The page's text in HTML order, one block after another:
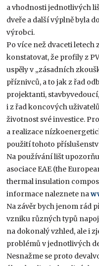
a vhodnosti jednotlivých
dveře a další výplně byla
výrobci.
Po více než dvaceti
konstatovat, že profily z
uspěly v „zásadních
příznivců, a to jak z řad
projektanti,
i z řad koncových
životnost své investice.
a realizace
použití tohoto
Na používání lišt
asociace EAE (the
thermal insulation
informace naleznete na
Na závěr bych jenom rád
vzniku různých typů
na dokonalý vzhled, ale i
problémů v jednotlivých
Nesnažme se proto